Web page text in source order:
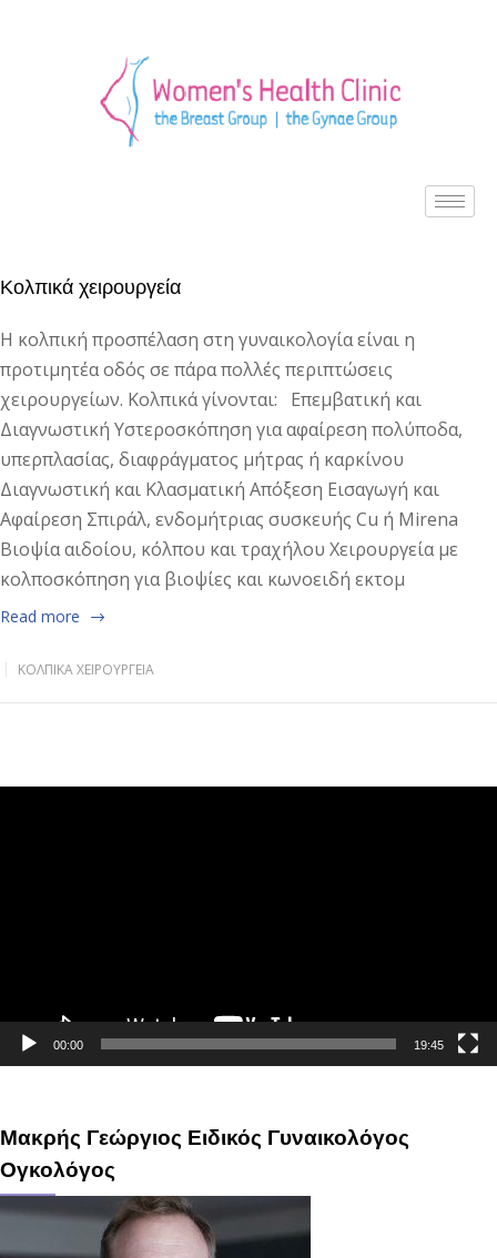
Κολπικά χειρουργεία
Η κολπική προσπέλαση στη γυναικολογία είναι η
προτιμητέα οδός σε πάρα πολλές περιπτώσεις
χειρουργείων. Κολπικά γίνονται: Επεμβατική και
Διαγνωστική Υστεροσκόπηση για αφαίρεση πολύποδα,
υπερπλασίας, διαφράγματος μήτρας ή καρκίνου
Διαγνωστική και Κλασματική Απόξεση Εισαγωγή και
Αφαίρεση Σπιράλ, ενδομήτριας συσκευής Cu ή Mirena
Βιοψία αιδοίου, κόλπου και τραχήλου Χειρουργεία με
κολποσκόπηση για βιοψίες και κωνοειδή εκτομ
Read more
ΚΟΛΠΙΚΆ ΧΕΙΡΟΥΡΓΕΊΑ
Πρόγραμμα
00:00 19:45
Μακρής Γεώργιος Ειδικός Γυναικολόγος
Ογκολόγος